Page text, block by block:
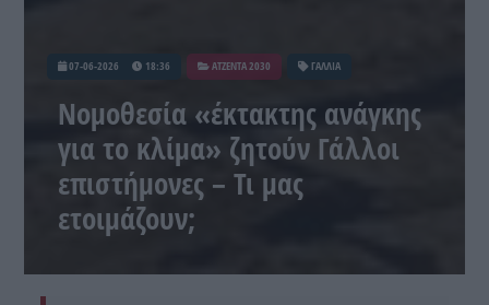
07-06-2026 18:36 ATZENTA 2030 ΓΑΛΛΙΑ
Νομοθεσία «έκτακτης ανάγκης
για το κλίμα» ζητούν Γάλλοι
επιστήμονες – Τι μας
ετοιμάζουν;